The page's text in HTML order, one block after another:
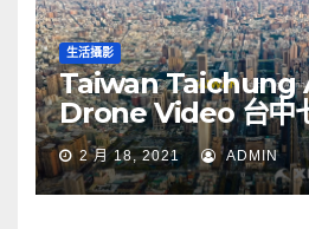
生活攝影
Taiwan Taichung
Drone Video 台中
2 月 18, 2021 ADMIN